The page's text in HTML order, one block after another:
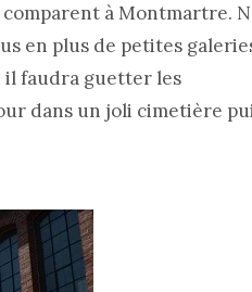
à Montmartre.
en plus de petites
il faudra guetter les
dans un joli cimetière